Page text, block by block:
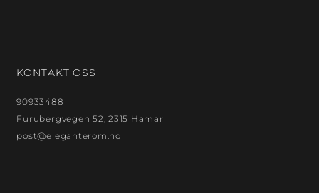
KONTAKT OSS
90933488
Furubergvegen 52, 2315 Hamar
post@eleganterom.no